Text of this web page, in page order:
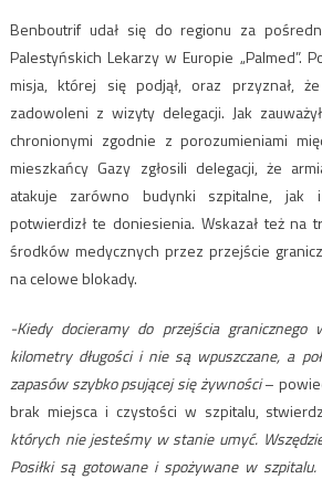
Benboutrif udał się do regionu za
Palestyńskich Lekarzy w Europie „Palmed”.
misja, której się podjął, oraz przyznał,
zadowoleni z wizyty delegacji. Jak
chronionymi zgodnie z porozumieniami
mieszkańcy Gazy zgłosili delegacji, że
atakuje zarówno budynki szpitalne, jak
potwierdizł te doniesienia. Wskazał też na
środków medycznych przez przejście
na celowe blokady.
-Kiedy docieramy do przejścia
kilometry długości i nie są wpuszczane, a
zapasów szybko psującej się żywności–
brak miejsca i czystości w szpitalu,
których nie jesteśmy w stanie umyć.
Posiłki są gotowane i spożywane w